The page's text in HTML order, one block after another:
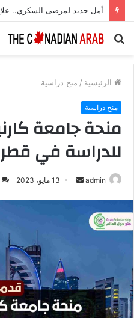
بحث
الرئيسية / منح دراسية
منح دراسية
للدراسة في قطر
admin
أرسل 13 مايو، 2023